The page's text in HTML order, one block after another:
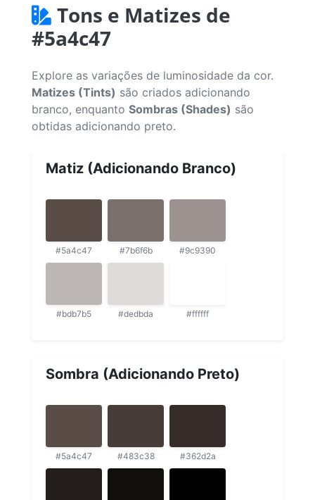
Tons e Matizes de
#5a4c47
Explore as variações de luminosidade da cor.
Matizes (Tints) são criados adicionando
branco, enquanto Sombras (Shades) são
obtidas adicionando preto.
Matiz (Adicionando Branco)
#5a4c47 #7b6f6b #9c9390
#bdb7b5 #dedbda #ffffff
Sombra (Adicionando Preto)
#5a4c47 #483c38 #362d2a